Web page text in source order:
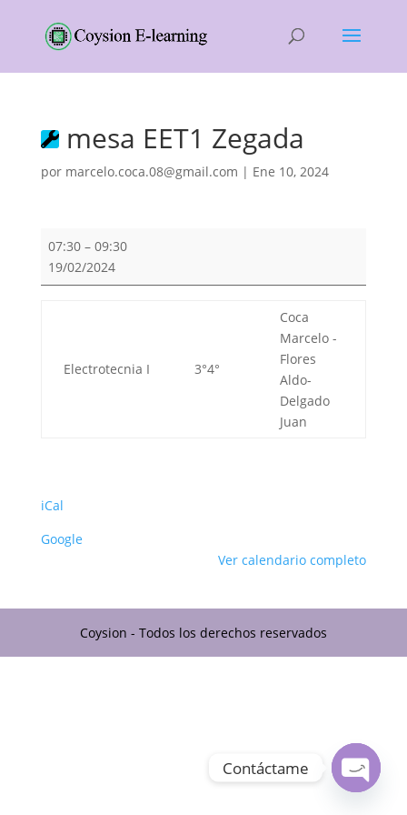
mesa EET1 Zegada
por marcelo.coca.08@gmail.com | Ene 10, 2024
mesa
EET1
07:30 – 09:30
19/02/2024
Electrotecnia I 3°4°
Coca
Marcelo -
Flores
Aldo-
Delgado
Juan
iCal
Google
Ver calendario completo
Coysion - Todos los derechos reservados
Contáctame